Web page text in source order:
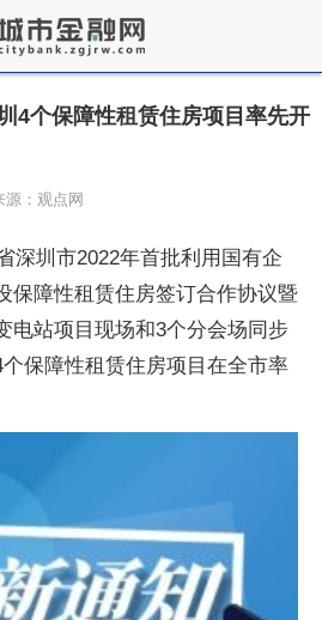
4个保障性租赁住房项目率先开
源：观点网
深圳市2022年首批利用国有企
保障性租赁住房签订合作协议暨
电站项目现场和3个分会场同步
保障性租赁住房项目在全市率